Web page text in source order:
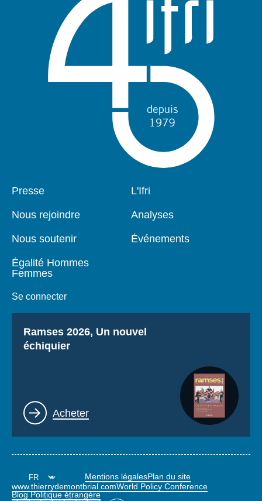
Pied
Presse
Nous rejoindre
Nous soutenir
Égalité Hommes
Femmes
Se connecter
Navigation
L'Ifri
Analyses
Événements
Titre
Ramses 2026, Un nouvel
échiquier
Lien
Acheter
Mentions légalesPlan du site
www.thierrydemontbrial.comWorld Policy Conference
Blog Politique étrangère